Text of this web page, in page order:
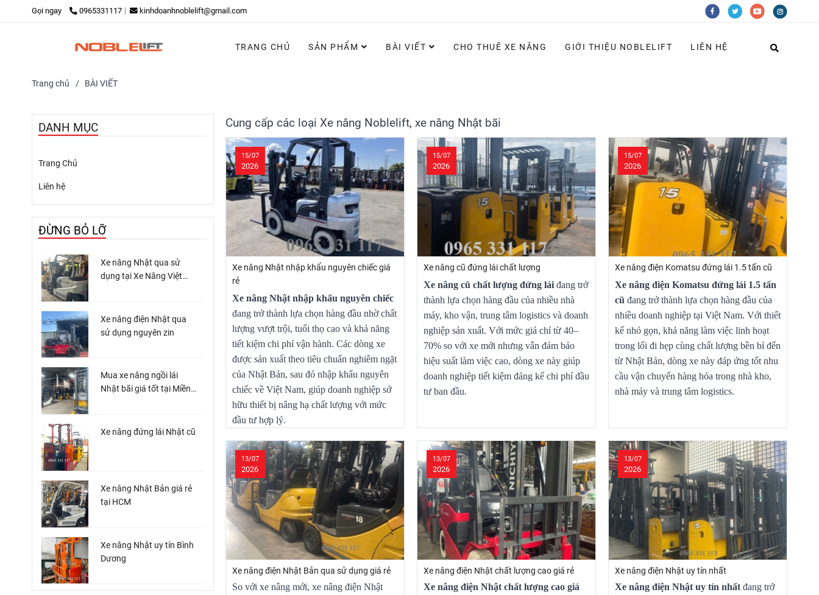
Gọi ngay 0965331117 kinhdoanhnoblelift@gmail.com
TRANG CHỦ SẢN PHẨM BÀI VIẾT CHO THUÊ XE NÂNG GIỚI THIỆU NOBLELIFT LIÊN HỆ
Trang chủ / BÀI VIẾT
Cung cấp các loại Xe nâng Noblelift, xe nâng Nhật bãi
Xe nâng Nhật nhập khẩu nguyên chiếc giá
rẻ
15/07
2026
Xe nâng Nhật nhập khẩu nguyên chiếc
đang trở thành lựa chọn hàng đầu nhờ chất
lượng vượt trội, tuổi thọ cao và khả năng
tiết kiệm chi phí vận hành. Các dòng xe
được sản xuất theo tiêu chuẩn nghiêm ngặt
của Nhật Bản, sau đó nhập khẩu nguyên
chiếc về Việt Nam, giúp doanh nghiệp sở
hữu thiết bị nâng hạ chất lượng với mức
đầu tư hợp lý.
Xe nâng cũ đứng lái chất lượng
15/07
2026
Xe nâng cũ chất lượng đứng láiđang trở
thành lựa chọn hàng đầu của nhiều nhà
máy, kho vận, trung tâm logistics và doanh
nghiệp sản xuất. Với mức giá chỉ từ 40–
70% so với xe mới nhưng vẫn đảm bảo
hiệu suất làm việc cao, dòng xe này giúp
doanh nghiệp tiết kiệm đáng kể chi phí đầu
tư ban đầu.
Xe nâng điện Komatsu đứng lái 1.5 tấn cũ
15/07
2026
Xe nâng điện Komatsu đứng lái 1.5 tấn
cũ đang trở thành lựa chọn hàng đầu của
nhiều doanh nghiệp tại Việt Nam. Với thiết
kế nhỏ gọn, khả năng làm việc linh hoạt
trong lối đi hẹp cùng chất lượng bền bỉ đến
từ Nhật Bản, dòng xe này đáp ứng tốt nhu
cầu vận chuyển hàng hóa trong nhà kho,
nhà máy và trung tâm logistics.
Xe nâng điện Nhật Bản qua sử dụng giá rẻ
13/07
2026
So với xe nâng mới, xe nâng điện Nhật
Xe nâng điện Nhật chất lượng cao giá rẻ
13/07
2026
Xe nâng điện Nhật chất lượng cao giá
Xe nâng điện Nhật uy tín nhất
13/07
2026
Xe nâng điện Nhật uy tín nhấtđang trở
DANH MỤC
Trang Chủ
Liên hệ
ĐỪNG BỎ LỠ
Xe nâng Nhật qua sử
dụng tại Xe Nâng Việt
Xe nâng điện Nhật qua
sử dụng nguyên zin
Mua xe nâng ngồi lái
Nhật bãi giá tốt tại Miền
Xe nâng đứng lái Nhật cũ
Xe nâng Nhật Bản giá rẻ
tại HCM
Xe nâng Nhật uy tín Bình
Dương